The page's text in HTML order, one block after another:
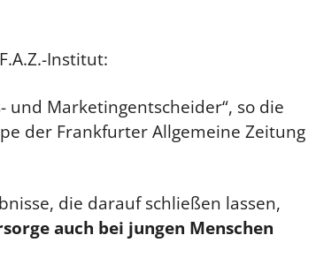
Institut:
Marketingentscheider“, so die
der Frankfurter Allgemeine Zeitung
die darauf schließen lassen,
auch bei jungen Menschen